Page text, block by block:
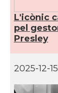
L'icònic
pel
Presley
2025-12-15